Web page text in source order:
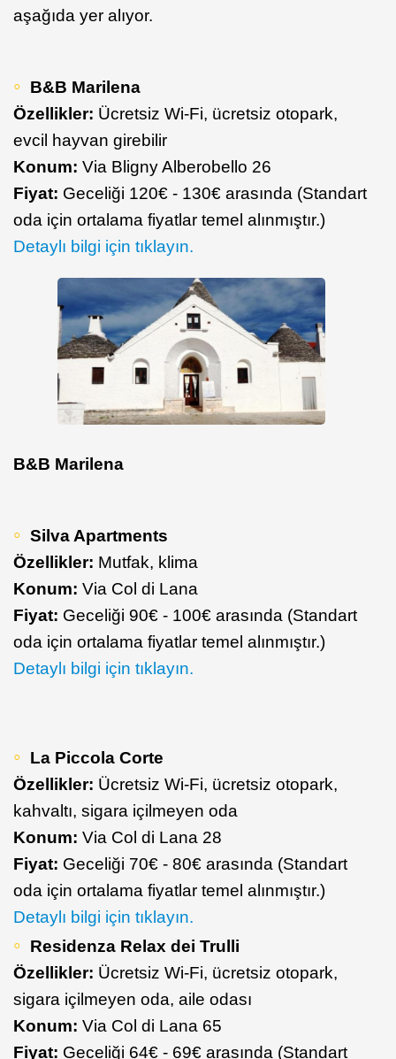
aşağıda yer alıyor.
B&B Marilena
Özellikler: Ücretsiz Wi-Fi, ücretsiz otopark,
evcil hayvan girebilir
Konum: Via Bligny Alberobello 26
Fiyat: Geceliği 120€ - 130€ arasında (Standart
oda için ortalama fiyatlar temel alınmıştır.)
Detaylı bilgi için tıklayın.
B&B Marilena
Silva Apartments
Özellikler: Mutfak, klima
Konum: Via Col di Lana
Fiyat: Geceliği 90€ - 100€ arasında (Standart
oda için ortalama fiyatlar temel alınmıştır.)
Detaylı bilgi için tıklayın.
La Piccola Corte
Özellikler: Ücretsiz Wi-Fi, ücretsiz otopark,
kahvaltı, sigara içilmeyen oda
Konum: Via Col di Lana 28
Fiyat: Geceliği 70€ - 80€ arasında (Standart
oda için ortalama fiyatlar temel alınmıştır.)
Detaylı bilgi için tıklayın.
Residenza Relax dei Trulli
Özellikler: Ücretsiz Wi-Fi, ücretsiz otopark,
sigara içilmeyen oda, aile odası
Konum: Via Col di Lana 65
Fiyat: Geceliği 64€ - 69€ arasında (Standart